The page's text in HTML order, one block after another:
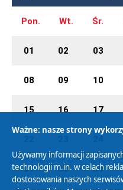
Pon. Wt. Śr.
01 02 03
08 09 10
15 16 17
29 30 31
Ważne: nasze strony
Używamy informacji
technologii m.in. w celach
dostosowania naszych